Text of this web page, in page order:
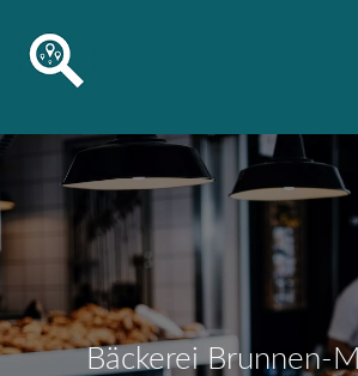
Bäckerei Brunnen-